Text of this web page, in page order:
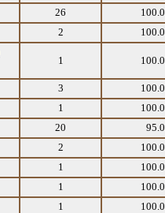
26
2
1
3
1
20
2
1
1
1